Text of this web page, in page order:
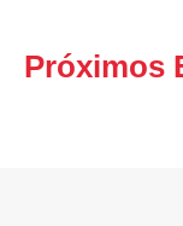
Próximos